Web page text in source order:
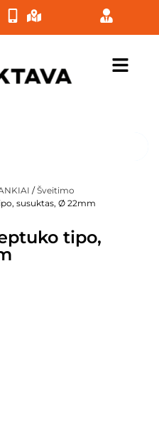
/Šveitimo
susuktas, Ø 22mm
tipo,